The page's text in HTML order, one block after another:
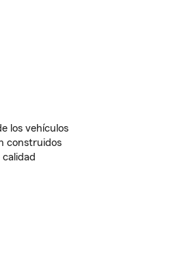
los vehículos
construidos